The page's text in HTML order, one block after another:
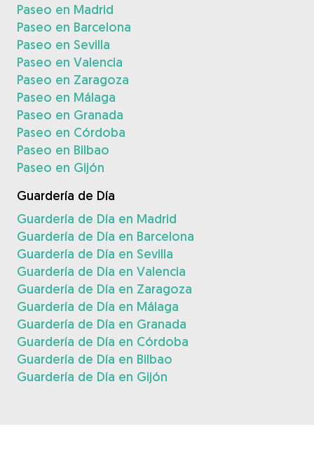
Paseo en Madrid
Paseo en Barcelona
Paseo en Sevilla
Paseo en Valencia
Paseo en Zaragoza
Paseo en Málaga
Paseo en Granada
Paseo en Córdoba
Paseo en Bilbao
Paseo en Gijón
Guardería de Día
Guardería de Día en Madrid
Guardería de Día en Barcelona
Guardería de Día en Sevilla
Guardería de Día en Valencia
Guardería de Día en Zaragoza
Guardería de Día en Málaga
Guardería de Día en Granada
Guardería de Día en Córdoba
Guardería de Día en Bilbao
Guardería de Día en Gijón